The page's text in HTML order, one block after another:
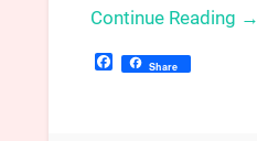
Continue Reading →
Facebook
Share